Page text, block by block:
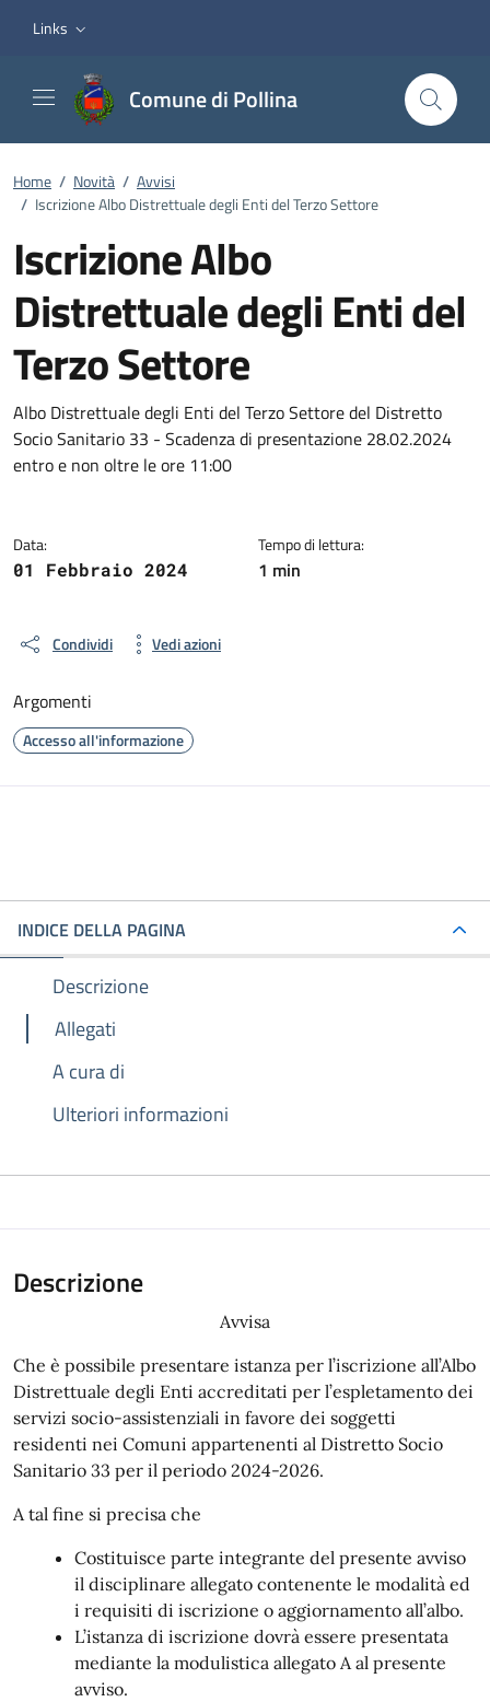
Links
Comune di Pollina
Home / Novità / Avvisi
/ Iscrizione Albo Distrettuale degli Enti del Terzo Settore
Iscrizione Albo
Distrettuale degli Enti del
Terzo Settore
Dettagli della notizia
Albo Distrettuale degli Enti del Terzo Settore del Distretto
Socio Sanitario 33 - Scadenza di presentazione 28.02.2024
entro e non oltre le ore 11:00
Data:
01 Febbraio 2024
Tempo di lettura:
1 min
Condividi Vedi azioni
Argomenti
Accesso all'informazione
INDICE DELLA PAGINA
Descrizione
Allegati
A cura di
Ulteriori informazioni
Descrizione
Avvisa
Che è possibile presentare istanza per l’iscrizione all’Albo
Distrettuale degli Enti accreditati per l’espletamento dei
servizi socio-assistenziali in favore dei soggetti
residenti nei Comuni appartenenti al Distretto Socio
Sanitario 33 per il periodo 2024-2026.
A tal fine si precisa che
Costituisce parte integrante del presente avviso
il disciplinare allegato contenente le modalità ed
i requisiti di iscrizione o aggiornamento all’albo.
L’istanza di iscrizione dovrà essere presentata
mediante la modulistica allegato A al presente
avviso.